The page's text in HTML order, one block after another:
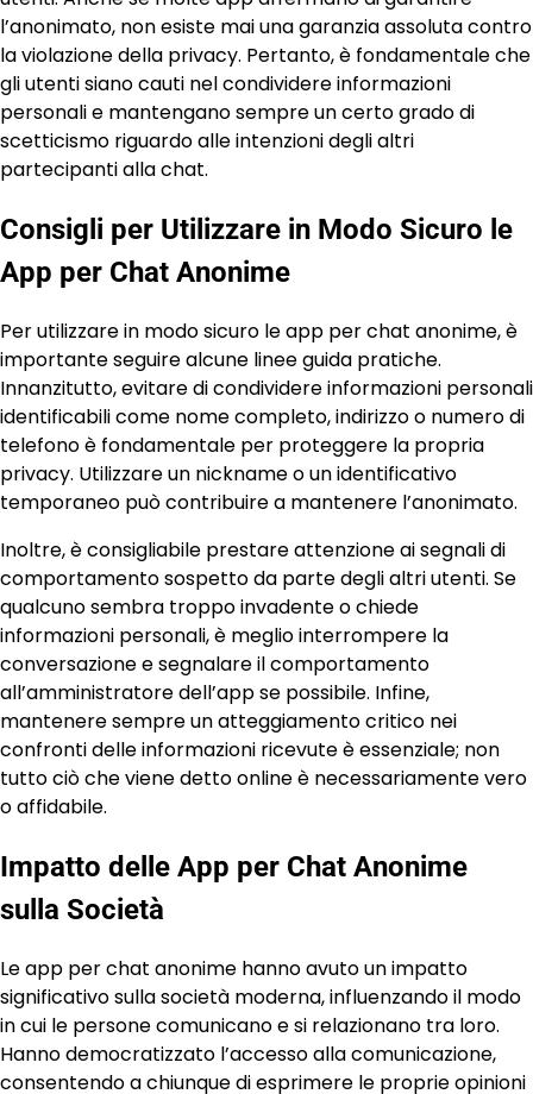
l’anonimato, non esiste mai una garanzia assoluta contro
la violazione della privacy. Pertanto, è fondamentale che
gli utenti siano cauti nel condividere informazioni
personali e mantengano sempre un certo grado di
scetticismo riguardo alle intenzioni degli altri
partecipanti alla chat.
Consigli per Utilizzare in Modo Sicuro le
App per Chat Anonime
Per utilizzare in modo sicuro le app per chat anonime, è
importante seguire alcune linee guida pratiche.
Innanzitutto, evitare di condividere informazioni personali
identificabili come nome completo, indirizzo o numero di
telefono è fondamentale per proteggere la propria
privacy. Utilizzare un nickname o un identificativo
temporaneo può contribuire a mantenere l’anonimato.
Inoltre, è consigliabile prestare attenzione ai segnali di
comportamento sospetto da parte degli altri utenti. Se
qualcuno sembra troppo invadente o chiede
informazioni personali, è meglio interrompere la
conversazione e segnalare il comportamento
all’amministratore dell’app se possibile. Infine,
mantenere sempre un atteggiamento critico nei
confronti delle informazioni ricevute è essenziale; non
tutto ciò che viene detto online è necessariamente vero
o affidabile.
Impatto delle App per Chat Anonime
sulla Società
Le app per chat anonime hanno avuto un impatto
significativo sulla società moderna, influenzando il modo
in cui le persone comunicano e si relazionano tra loro.
Hanno democratizzato l’accesso alla comunicazione,
consentendo a chiunque di esprimere le proprie opinioni